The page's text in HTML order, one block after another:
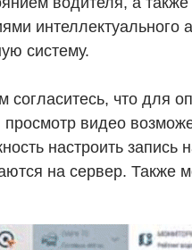
интеллектуального
систему.
согласитесь, что для
просмотр видео
настроить запись
на сервер. Также